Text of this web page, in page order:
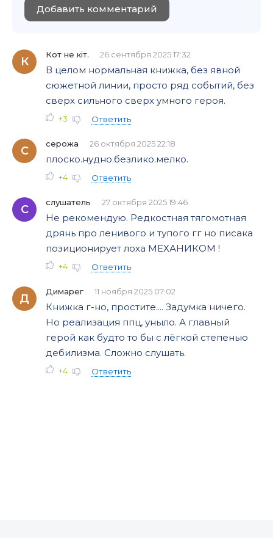
Добавить комментарий
К
Кот не кiт. 26 сентября 2025 17:32
В целом нормальная книжка, без явной
сюжетной линии, просто ряд событий, без
сверх сильного сверх умного героя.
+3 Ответить
С
серожа 26 октября 2025 22:18
плоско.нудно.безлико.мелко.
+4 Ответить
С
слушатель 27 октября 2025 19:46
Не рекомендую. Редкостная тягомотная
дрянь про ленивого и тупого гг но писака
позиционирует лоха МЕХАНИКОМ !
+4 Ответить
Д
Димарег 11 ноября 2025 07:02
Книжка г-но, простите.... Задумка ничего.
Но реализация ппц, уныло. А главный
герой как будто то бы с лёгкой степенью
дебилизма. Сложно слушать.
+4 Ответить